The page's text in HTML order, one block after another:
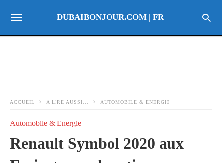
DUBAIBONJOUR.COM | FR
ACCUEIL A LIRE AUSSI... AUTOMOBILE & ENERGIE
Automobile & Energie
Renault Symbol 2020 aux